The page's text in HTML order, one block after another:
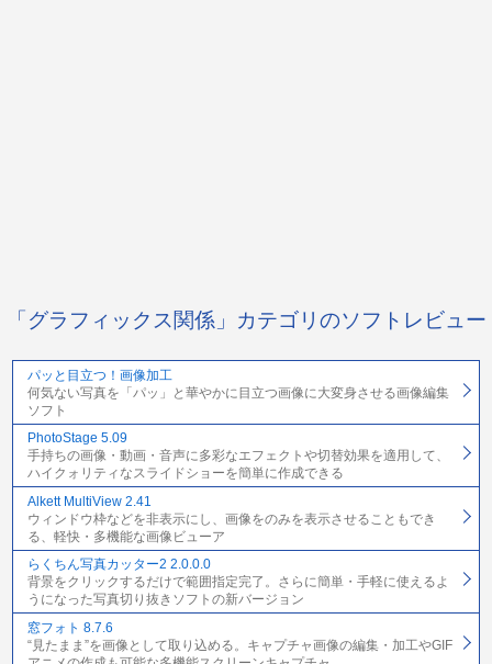
「グラフィックス関係」カテゴリのソフトレビュー
パッと目立つ！画像加工
何気ない写真を「パッ」と華やかに目立つ画像に大変身させる画像編集
ソフト
PhotoStage 5.09
手持ちの画像・動画・音声に多彩なエフェクトや切替効果を適用して、
ハイクォリティなスライドショーを簡単に作成できる
Alkett MultiView 2.41
ウィンドウ枠などを非表示にし、画像をのみを表示させることもでき
る、軽快・多機能な画像ビューア
らくちん写真カッター2 2.0.0.0
背景をクリックするだけで範囲指定完了。さらに簡単・手軽に使えるよ
うになった写真切り抜きソフトの新バージョン
窓フォト 8.7.6
“見たまま”を画像として取り込める。キャプチャ画像の編集・加工やGIF